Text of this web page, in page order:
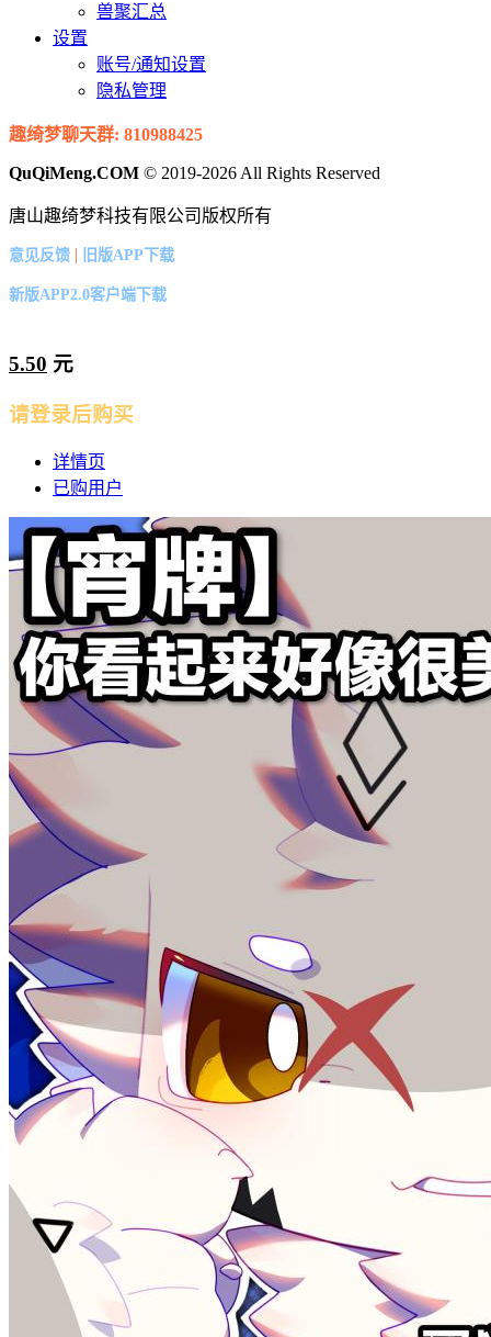
兽聚汇总
设置
账号/通知设置
隐私管理
趣绮梦聊天群: 810988425
QuQiMeng.COM © 2019-2026 All Rights Reserved
唐山趣绮梦科技有限公司版权所有
意见反馈 | 旧版APP下载
新版APP2.0客户端下载
5.50 元
请登录后购买
详情页
已购用户